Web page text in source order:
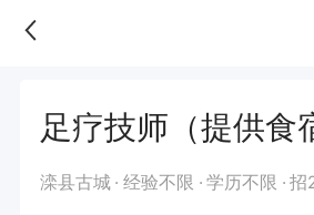
足疗技师（提供食
滦县古城 经验不限 学历不限 招